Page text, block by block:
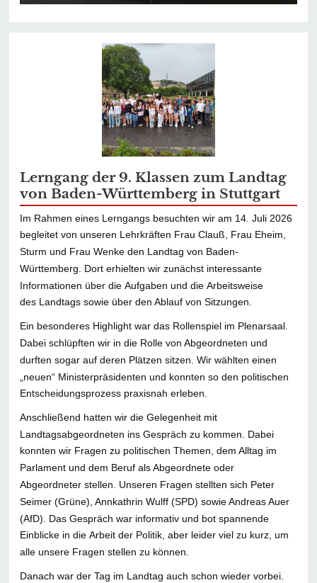
Lerngang der 9. Klassen zum Landtag
von Baden-Württemberg in Stuttgart
Im Rahmen eines Lerngangs besuchten wir am 14. Juli 2026
begleitet von unseren Lehrkräften Frau Clauß, Frau Eheim,
Sturm und Frau Wenke den Landtag von Baden-
Württemberg. Dort erhielten wir zunächst interessante
Informationen über die Aufgaben und die Arbeitsweise
des Landtags sowie über den Ablauf von Sitzungen.
Ein besonderes Highlight war das Rollenspiel im Plenarsaal.
Dabei schlüpften wir in die Rolle von Abgeordneten und
durften sogar auf deren Plätzen sitzen. Wir wählten einen
„neuen“ Ministerpräsidenten und konnten so den politischen
Entscheidungsprozess praxisnah erleben.
Anschließend hatten wir die Gelegenheit mit
Landtagsabgeordneten ins Gespräch zu kommen. Dabei
konnten wir Fragen zu politischen Themen, dem Alltag im
Parlament und dem Beruf als Abgeordnete oder
Abgeordneter stellen. Unseren Fragen stellten sich Peter
Seimer (Grüne), Annkathrin Wulff (SPD) sowie Andreas Auer
(AfD). Das Gespräch war informativ und bot spannende
Einblicke in die Arbeit der Politik, aber leider viel zu kurz, um
alle unsere Fragen stellen zu können.
Danach war der Tag im Landtag auch schon wieder vorbei.